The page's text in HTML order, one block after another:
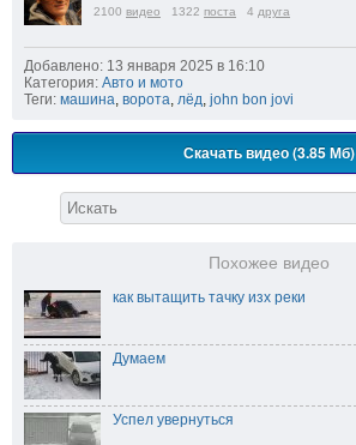
2100 видео 1322 поста 4 друга
Добавлено: 13 января 2025 в 16:10
Категория: Авто и мото
Теги: машина, ворота, лёд, john bon jovi
Скачать видео (3.85 Мб)
Похожее видео
как вытащить тачку изх реки
Думаем
Успел увернуться